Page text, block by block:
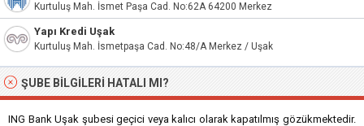
Kurtuluş Mah. İsmet Paşa Cad. No:62A 64200 Merkez
Yapı Kredi Uşak
Kurtuluş Mah. İsmetpaşa Cad. No:48/A Merkez / Uşak
ŞUBE BILGILERI HATALI MI?
ING Bank Uşak şubesi geçici veya kalıcı olarak kapatılmış gözükmektedir.